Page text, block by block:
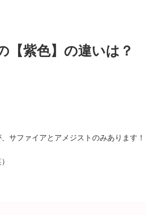
【紫色】の違いは？
サファイアとアメジストのみあります！